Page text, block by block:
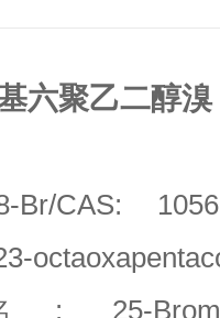
六聚乙二醇溴
: 25-